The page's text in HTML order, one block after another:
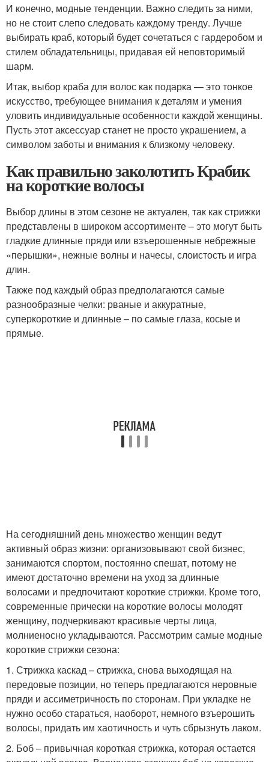
И конечно, модные тенденции. Важно следить за ними,
но не стоит слепо следовать каждому тренду. Лучше
выбирать краб, который будет сочетаться с гардеробом и
стилем обладательницы, придавая ей неповторимый
шарм.
Итак, выбор краба для волос как подарка — это тонкое
искусство, требующее внимания к деталям и умения
уловить индивидуальные особенности каждой женщины.
Пусть этот аксессуар станет не просто украшением, а
символом заботы и внимания к близкому человеку.
Как правильно заколотить Крабик
на короткие волосы
Выбор длины в этом сезоне не актуален, так как стрижки
представлены в широком ассортименте – это могут быть
гладкие длинные пряди или взъерошенные небрежные
«перышки», нежные волны и начесы, слоистость и игра
длин.
Также под каждый образ предполагаются самые
разнообразные челки: рваные и аккуратные,
суперкороткие и длинные – по самые глаза, косые и
прямые.
На сегодняшний день множество женщин ведут
активный образ жизни: организовывают свой бизнес,
занимаются спортом, постоянно спешат, потому не
имеют достаточно времени на уход за длинные
волосами и предпочитают короткие стрижки. Кроме того,
современные прически на короткие волосы молодят
женщину, подчеркивают красивые черты лица,
молниеносно укладываются. Рассмотрим самые модные
короткие стрижки сезона:
1. Стрижка каскад – стрижка, снова выходящая на
передовые позиции, но теперь предлагаются неровные
пряди и ассиметричность по сторонам. При укладке не
нужно особо стараться, наоборот, немного взъерошить
волосы, придать им хаотичность и чуть сбрызнуть лаком.
2. Боб – привычная короткая стрижка, которая остается